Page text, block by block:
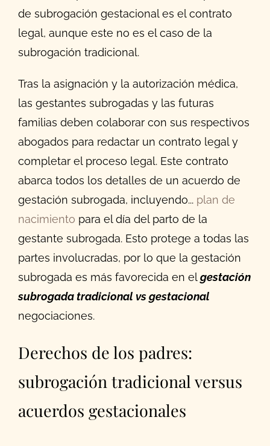
de subrogación gestacional es el contrato
legal, aunque este no es el caso de la
subrogación tradicional.
Tras la asignación y la autorización médica,
las gestantes subrogadas y las futuras
familias deben colaborar con sus respectivos
abogados para redactar un contrato legal y
completar el proceso legal. Este contrato
abarca todos los detalles de un acuerdo de
gestación subrogada, incluyendo... plan de
nacimiento para el día del parto de la
gestante subrogada. Esto protege a todas las
partes involucradas, por lo que la gestación
subrogada es más favorecida en elgestación
subrogada tradicional vs gestacional
negociaciones.
Derechos de los padres:
subrogación tradicional versus
acuerdos gestacionales